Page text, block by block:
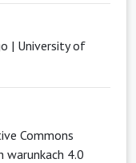
| University of
Commons
warunkach 4.0